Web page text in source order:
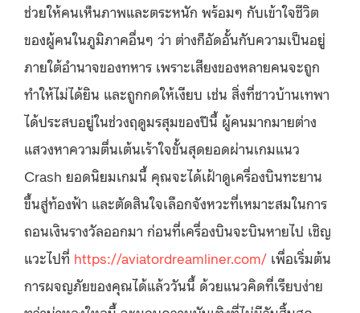
ช่วยให้คนเห็นภาพและตระหนัก พร้อมๆ กับเข้าใจชีวิต
ของผู้คนในภูมิภาคอื่นๆ ว่า ต่างก็อัดอั้นกับความเป็นอยู่
ภายใต้อำนาจของทหาร เพราะเสียงของหลายคนจะถูก
ทำให้ไม่ได้ยิน และถูกกดให้เงียบ เช่น สิ่งที่ชาวบ้านเทพา
ได้ประสบอยู่ในช่วงฤดูมรสุมของปีนี้ ผู้คนมากมายต่าง
แสวงหาความตื่นเต้นเร้าใจขั้นสุดยอดผ่านเกมแนว
Crash ยอดนิยมเกมนี้ คุณจะได้เฝ้าดูเครื่องบินทะยาน
ขึ้นสู่ท้องฟ้า และตัดสินใจเลือกจังหวะที่เหมาะสมในการ
ถอนเงินรางวัลออกมา ก่อนที่เครื่องบินจะบินหายไป เชิญ
แวะไปที่ https://aviatordreamliner.com/ เพื่อเริ่มต้น
การผจญภัยของคุณได้แล้ววันนี้ ด้วยแนวคิดที่เรียบง่าย